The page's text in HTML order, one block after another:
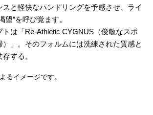
スと軽快なハンドリングを予感させ、ライ
望”を呼び覚ます。
トは「Re-Athletic CYGNUS（俊敏なスポ
）」。そのフォルムには洗練された質感と
する。
るイメージです。